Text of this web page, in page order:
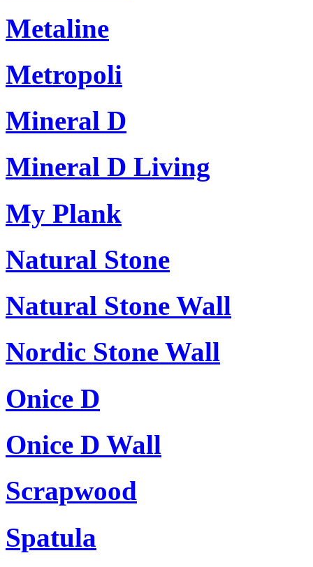
Metaline
Metropoli
Mineral D
Mineral D Living
My Plank
Natural Stone
Natural Stone Wall
Nordic Stone Wall
Onice D
Onice D Wall
Scrapwood
Spatula